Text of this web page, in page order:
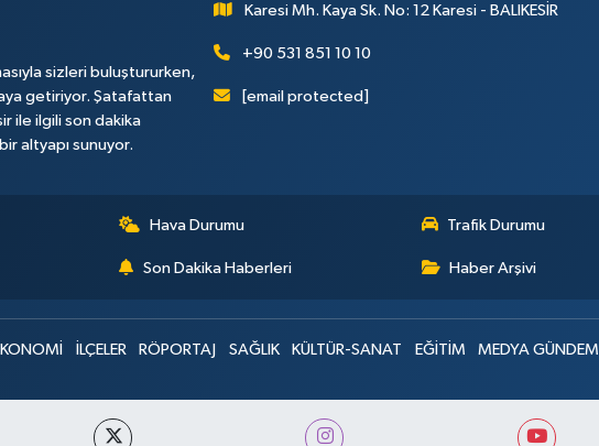
sizleri buluştururken,
getiriyor. Şatafattan
ile ilgili son dakika
altyapı sunuyor.
Karesi Mh. Kaya Sk. No: 12 Karesi - BALIKESİR
+90 531 851 10 10
[email protected]
Hava Durumu Trafik Durumu
Son Dakika Haberleri Haber Arşivi
İLÇELER RÖPORTAJ SAĞLIK KÜLTÜR-SANAT EĞİTİM MEDYA GÜNDEMİ